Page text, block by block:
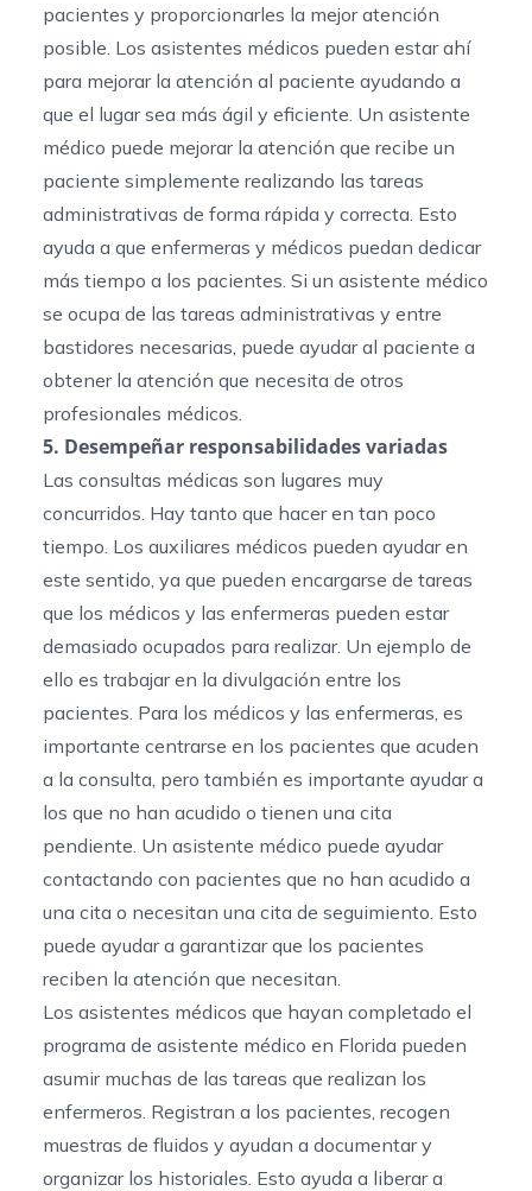
pacientes y proporcionarles la mejor atención
posible. Los asistentes médicos pueden estar ahí
para mejorar la atención al paciente ayudando a
que el lugar sea más ágil y eficiente. Un asistente
médico puede mejorar la atención que recibe un
paciente simplemente realizando las tareas
administrativas de forma rápida y correcta. Esto
ayuda a que enfermeras y médicos puedan dedicar
más tiempo a los pacientes. Si un asistente médico
se ocupa de las tareas administrativas y entre
bastidores necesarias, puede ayudar al paciente a
obtener la atención que necesita de otros
profesionales médicos.
5. Desempeñar responsabilidades variadas
Las consultas médicas son lugares muy
concurridos. Hay tanto que hacer en tan poco
tiempo. Los auxiliares médicos pueden ayudar en
este sentido, ya que pueden encargarse de tareas
que los médicos y las enfermeras pueden estar
demasiado ocupados para realizar. Un ejemplo de
ello es trabajar en la divulgación entre los
pacientes . Para los médicos y las enfermeras, es
importante centrarse en los pacientes que acuden
a la consulta, pero también es importante ayudar a
los que no han acudido o tienen una cita
pendiente. Un asistente médico puede ayudar
contactando con pacientes que no han acudido a
una cita o necesitan una cita de seguimiento. Esto
puede ayudar a garantizar que los pacientes
reciben la atención que necesitan.
Los asistentes médicos que hayan completado el
programa de asistente médico en Florida pueden
asumir muchas de las tareas que realizan los
enfermeros. Registran a los pacientes, recogen
muestras de fluidos y ayudan a documentar y
organizar los historiales. Esto ayuda a liberar a